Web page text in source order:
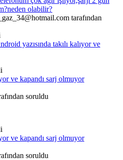
olabilir?
tarafından
yazısında takılı kalıyor ve
ve kapandı sarj olmuyor
soruldu
ve kapandı sarj olmuyor
soruldu